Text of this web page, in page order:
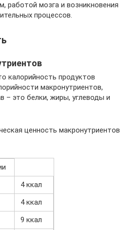
работой мозга и возникновения
процессов.
калорийность продуктов
макронутриентов,
– это белки, жиры, углеводы и
ценность макронутриентов
4 ккал
4 ккал
9 ккал